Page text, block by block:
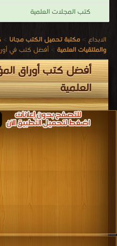
كتب المجلات العلمية
الابداع > مكتبة تحميل الكتب مجانا >
والملتقيات العلمية > أفضل كتب في
أفضل كتب أوراق
العلمية